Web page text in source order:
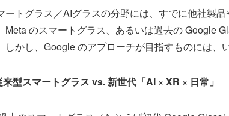
ートグラス／AIグラスの分野には、すでに他社製
Meta のスマートグラス、あるいは過去の Google
しかし、Google のアプローチが目指すものには、
来型スマートグラス vs. 新世代「AI × XR × 日常」